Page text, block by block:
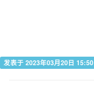
发表于 2023年03月20日 15:50